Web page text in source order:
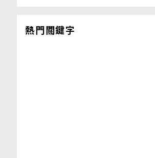
熱門關鍵字